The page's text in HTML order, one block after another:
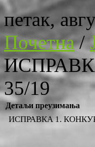
петак,
Почетна/
35/19
Детаљи преузимања
ИСПРАВКА 1.